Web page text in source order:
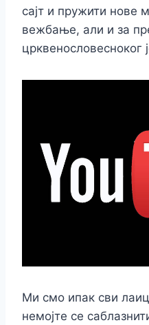
сајт и пружити нове
вежбање, али и за
црквенословесноког
Ми смо ипак сви
немојте се